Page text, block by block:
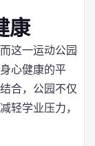
康
这一运动公园
心健康的平
合，公园不仅
轻学业压力，